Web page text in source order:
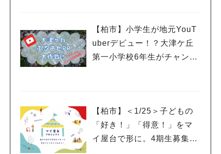
【柏市】小学生が地元YouT
uberデビュー！？大津ケ丘
第一小学校6年生がチャンネ
【柏市】＜1/25＞子どもの
「好き！」「得意！」をマ
イ屋台で形に。4期生募集の